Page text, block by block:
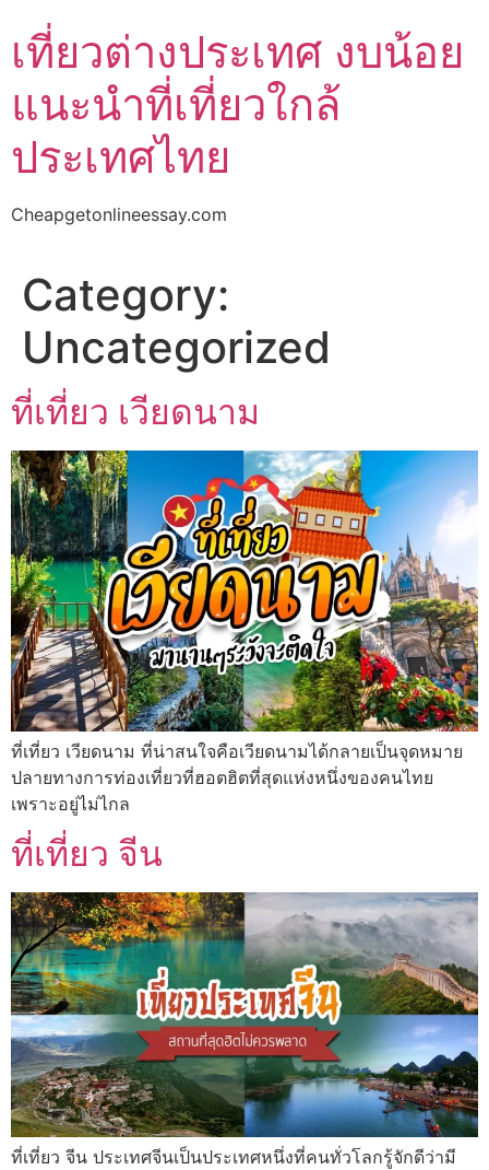
to
content
เที่ยวต่างประเทศ งบน้อย
แนะนำที่เที่ยวใกล้
ประเทศไทย
Cheapgetonlineessay.com
Category:
Uncategorized
ที่เที่ยว เวียดนาม
ที่เที่ยว เวียดนาม ที่น่าสนใจคือเวียดนามได้กลายเป็นจุดหมาย
ปลายทางการท่องเที่ยวที่ฮอตฮิตที่สุดแห่งหนึ่งของคนไทย
เพราะอยู่ไม่ไกล
ที่เที่ยว จีน
ที่เที่ยว จีน ประเทศจีนเป็นประเทศหนึ่งที่คนทั่วโลกรู้จักดีว่ามี